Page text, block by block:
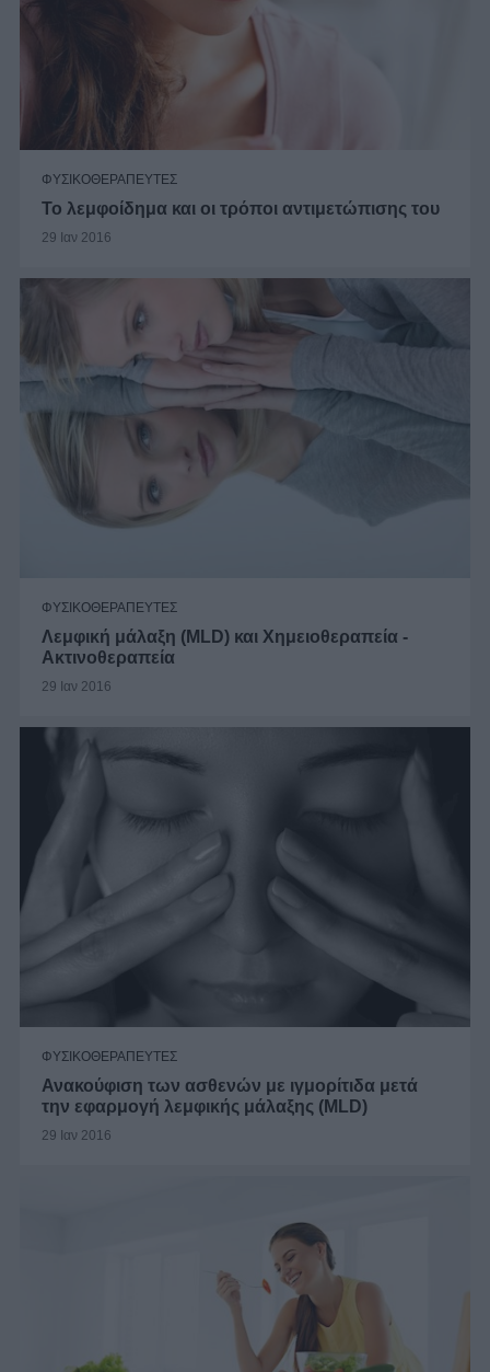
ΦΥΣΙΚΟΘΕΡΑΠΕΥΤΕΣ
Το λεμφοίδημα και οι τρόποι αντιμετώπισης του
29 Ιαν 2016
ΦΥΣΙΚΟΘΕΡΑΠΕΥΤΕΣ
Λεμφική μάλαξη (MLD) και Χημειοθεραπεία -
Ακτινοθεραπεία
29 Ιαν 2016
ΦΥΣΙΚΟΘΕΡΑΠΕΥΤΕΣ
Ανακούφιση των ασθενών με ιγμορίτιδα μετά
την εφαρμογή λεμφικής μάλαξης (ΜLD)
29 Ιαν 2016